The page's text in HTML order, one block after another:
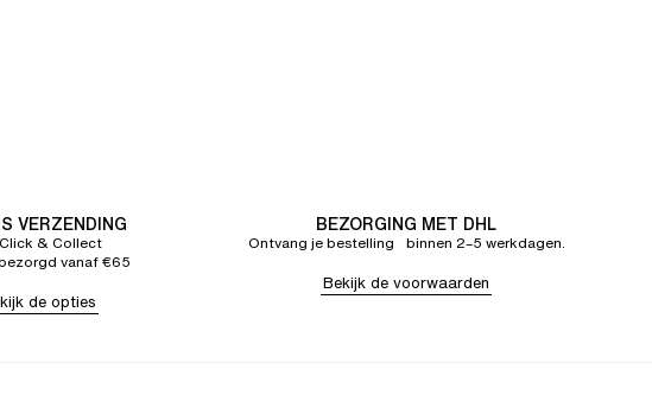
VERZENDING
& Collect
vanaf €65
de opties
BEZORGING MET DHL
Ontvang je bestelling binnen 2–5 werkdagen.
Bekijk de voorwaarden